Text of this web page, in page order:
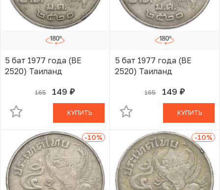
5 бат 1977 года (BE
2520) Таиланд
165 149 руб.
В КОРЗИНЕ
КУПИТЬ
5 бат 1977 года (BE
2520) Таиланд
165 149 руб.
В КОРЗИНЕ
КУПИТЬ
-10% -10%